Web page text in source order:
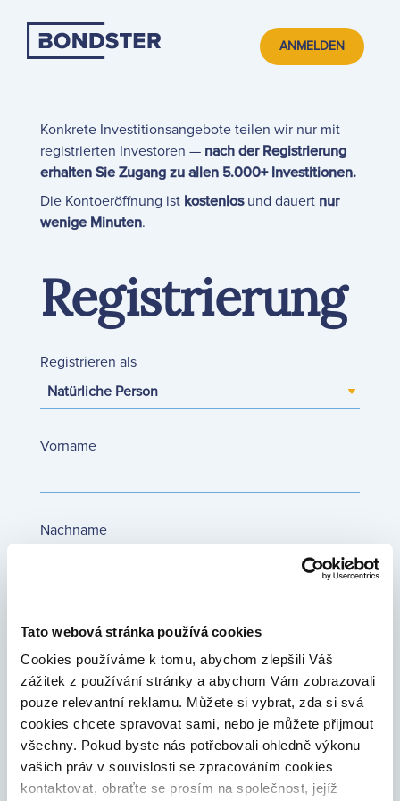
Tato webová stránka používá cookies
Cookies používáme k tomu, abychom zlepšili Váš
zážitek z používání stránky a abychom Vám zobrazovali
pouze relevantní reklamu. Můžete si vybrat, zda si svá
cookies chcete spravovat sami, nebo je můžete přijmout
všechny. Pokud byste nás potřebovali ohledně výkonu
vašich práv v souvislosti se zpracováním cookies
kontaktovat, obraťte se prosím na společnost, jejíž
ANMELDEN
Konkrete Investitionsangebote teilen wir nur mit
registrierten Investoren — nach der Registrierung
erhalten Sie Zugang zu allen 5.000+ Investitionen.
Die Kontoeröffnung ist kostenlosund dauert nur
wenige Minuten.
Registrierung
Registrieren als
Vorname
Nachname
Land des Wohnsitzes
E-Mail